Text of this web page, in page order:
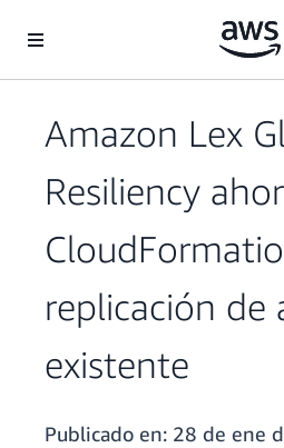
Amazon Lex
Resiliency
replicación de
existente
Publicado en: 28 de ene